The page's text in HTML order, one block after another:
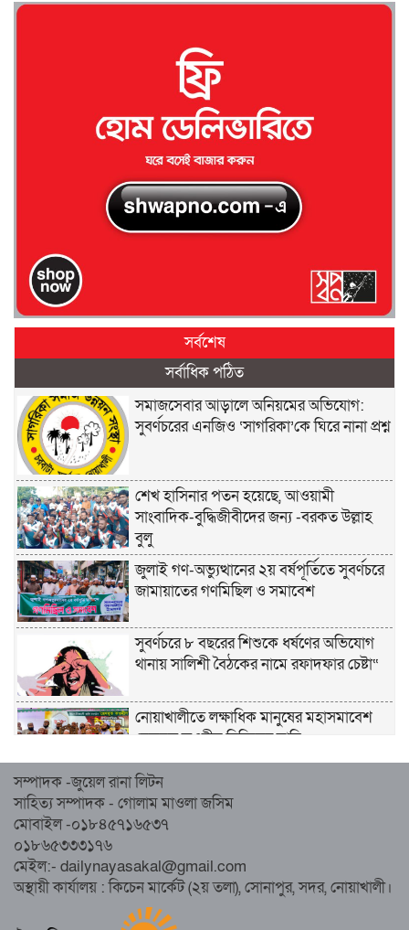
সর্বশেষ
সর্বাধিক পঠিত
সমাজসেবার আড়ালে অনিয়মের অভিযোগ:
সুবর্ণচরের এনজিও ‘সাগরিকা’কে ঘিরে নানা প্রশ্ন
শেখ হাসিনার পতন হয়েছে, আওয়ামী
সাংবাদিক-বুদ্ধিজীবীদের জন্য -বরকত উল্লাহ
বুলু
জুলাই গণ-অভ্যুত্থানের ২য় বর্ষপূর্তিতে সুবর্ণচরে
জামায়াতের গণমিছিল ও সমাবেশ
সুবর্ণচরে ৮ বছরের শিশুকে ধর্ষণের অভিযোগ
থানায় সালিশী বৈঠকের নামে রফাদফার চেষ্টা“
নোয়াখালীতে লক্ষাধিক মানুষের মহাসমাবেশ
হেজবুত তওহীদ নিষিদ্ধের দাবি
নোয়াখালীতে ইসলামী মহাসমাবেশের প্রস্তুতি
সম্পন্ন, অংশ নেবেন লক্ষাধিক মানুষ
নোয়াখালীতে ইসলামী ছাত্রশিবিরের ‘অদম্য
জুলাই’ মিছিল
সম্পাদক -জুয়েল রানা লিটন
সাহিত্য সম্পাদক - গোলাম মাওলা জসিম
মোবাইল -০১৮৪৫৭১৬৫৩৭
০১৮৬৫৩৩৩১৭৬
মেইল:- dailynayasakal@gmail.com
অস্থায়ী কার্যালয় : কিচেন মার্কেট (২য় তলা), সোনাপুর, সদর, নোয়াখালী।